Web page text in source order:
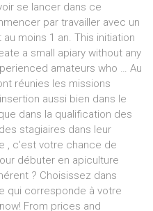
se lancer dans ce
par travailler avec un
moins 1 an. This initiation
a small apiary without any
amateurs who … Au
réunies les missions
aussi bien dans le
dans la qualification des
stagiaires dans leur
, c'est votre chance de
débuter en apiculture
? Choisissez dans
qui corresponde à votre
From prices and